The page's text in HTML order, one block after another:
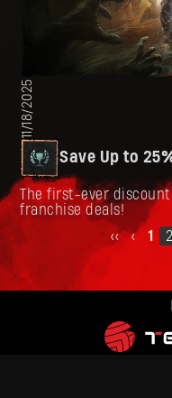
11/18/2025
Save Up to
The first-ever discount
franchise deals!
‹‹
‹ 1 2